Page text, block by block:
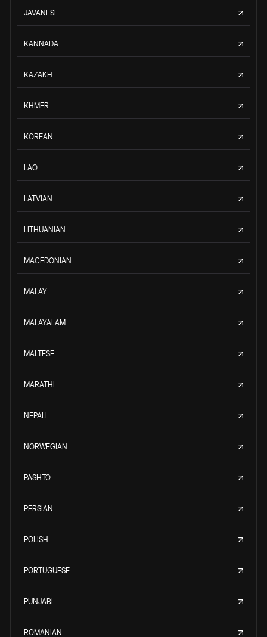
JAVANESE
KANNADA
KAZAKH
KHMER
KOREAN
LAO
LATVIAN
LITHUANIAN
MACEDONIAN
MALAY
MALAYALAM
MALTESE
MARATHI
NEPALI
NORWEGIAN
PASHTO
PERSIAN
POLISH
PORTUGUESE
PUNJABI
ROMANIAN